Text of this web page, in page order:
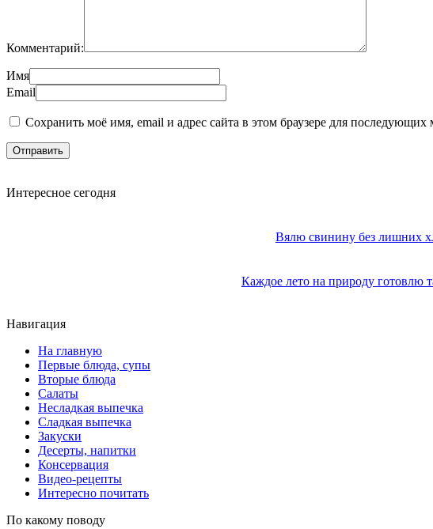
Комментарий:
Имя
Email
Сохранить моё имя, email и адрес сайта в этом браузере для
Интересное сегодня
Вялю свинину без лишних
Каждое лето на природу готовлю
Навигация
На главную
Первые блюда, супы
Вторые блюда
Салаты
Несладкая выпечка
Сладкая выпечка
Закуски
Десерты, напитки
Консервация
Видео-рецепты
Интересно почитать
По какому поводу